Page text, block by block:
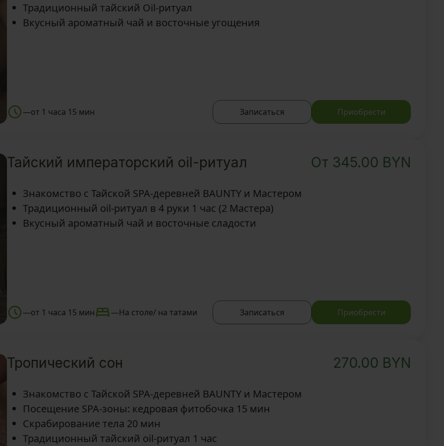
Традиционный тайский Oil-ритуал
Вкусный ароматный чай и восточные угощения
—от 1 часа 15 мин Записаться Приобрести
Тайский императорский oil-ритуал От 345.00 BYN
Знакомство с Тайской SPA-деревней BAUNTY и Мастером
Традиционный oil-ритуал в 4 руки 1 час (2 Мастера)
Вкусный ароматный чай и восточные сладости
—от 1 часа 15 мин —На столе/ на татами Записаться Приобрести
Тропический сон 270.00 BYN
Знакомство с Тайской SPA-деревней BAUNTY и Мастером
Посещение SPA-зоны: кедровая фитобочка 15 мин
Скрабирование тела 20 мин
Традиционный тайский oil-ритуал 1 час